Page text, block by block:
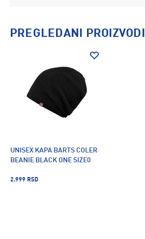
PREGLEDANI PROIZVODI
UNISEX KAPA BARTS COLER
BEANIE BLACK ONE SIZE0
2.999 RSD